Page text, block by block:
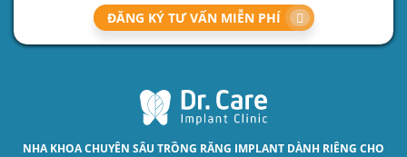
ĐĂNG KÝ TƯ VẤN MIỄN PHÍ
NHA KHOA CHUYÊN SÂU TRỒNG RĂNG IMPLANT DÀNH RIÊNG CHO